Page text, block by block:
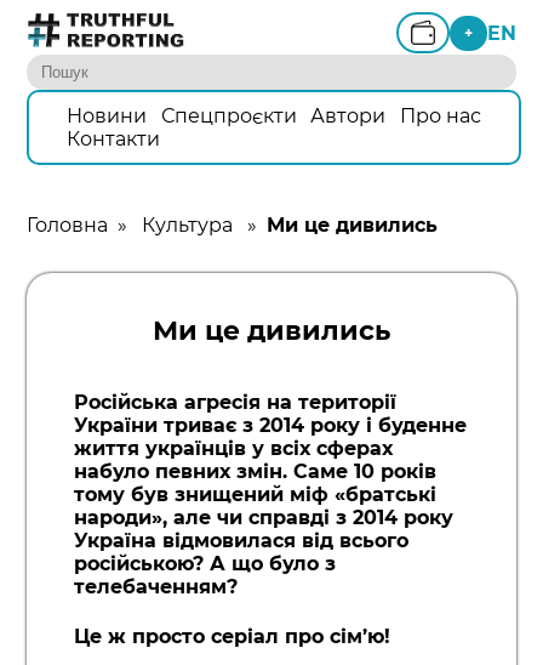
+ EN
Новини Спецпроєкти Автори
Про нас
Контакти
Головна » Культура » Ми це дивились
Ми це дивились
Російська агресія на території
України триває з 2014 року і буденне
життя українців у всіх сферах
набуло певних змін. Саме 10 років
тому був знищений міф «братські
народи», але чи справді з 2014 року
Україна відмовилася від всього
російською? А що було з
телебаченням?
Це ж просто серіал про сім’ю!